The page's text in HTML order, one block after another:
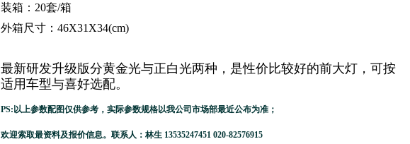
装箱：20套/箱
外箱尺寸：46X31X34(cm)
最新研发升级版分黄金光与正白光两种，是性价比较好的前大灯，可按
适用车型与喜好选配。
PS:以上参数配图仅供参考，实际参数规格以我公司市场部最近公布为准；
欢迎索取最资料及报价信息。联系人：林生 13535247451 020-82576915